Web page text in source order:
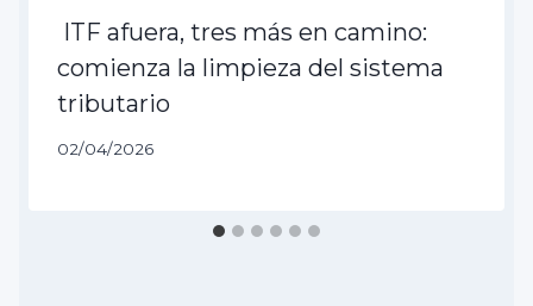
ITF afuera, tres más en camino:
comienza la limpieza del sistema
tributario
02/04/2026